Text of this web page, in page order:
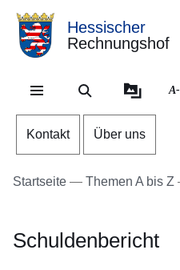
Hessischer
Rechnungshof
Kontakt Über uns
Startseite Themen A bis Z
Schuldenbericht